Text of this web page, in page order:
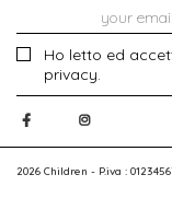
Ho letto ed
privacy.
2026 Children - P.iva :